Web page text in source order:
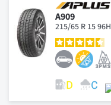
A909
215/65 R 15 96H